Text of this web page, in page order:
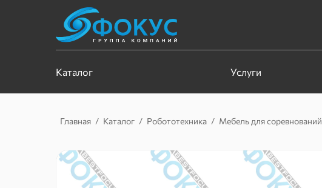
Каталог Услуги
Главная / Каталог / Робототехника / Мебель для соревнований